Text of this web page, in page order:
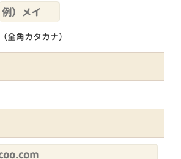
（全角カタカナ）